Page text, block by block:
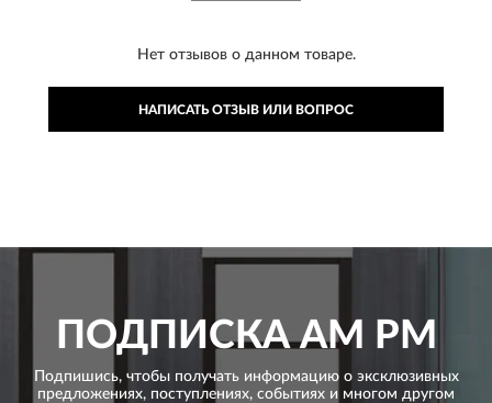
Нет отзывов о данном товаре.
НАПИСАТЬ ОТЗЫВ ИЛИ ВОПРОС
ПОДПИСКАAM PM
Подпишись, чтобы получать информацию о эксклюзивных
предложениях, поступлениях, событиях и многом другом